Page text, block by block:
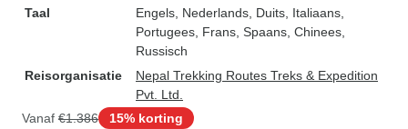
Taal
Engels, Nederlands, Duits, Italiaans,
Portugees, Frans, Spaans, Chinees,
Russisch
Reisorganisatie
Nepal Trekking Routes Treks & Expedition
Pvt. Ltd.
Vanaf €1.386 15% korting